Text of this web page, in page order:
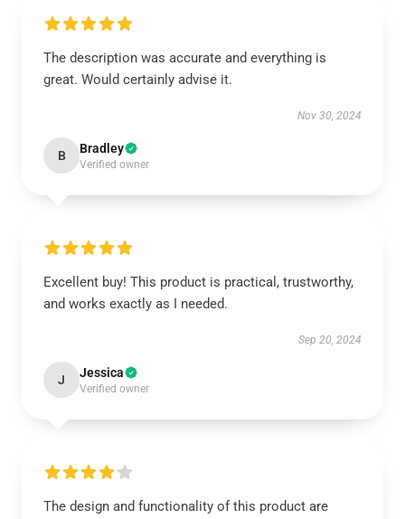
The description was accurate and everything is
great. Would certainly advise it.
Nov 30, 2024
B Bradley
Verified owner
Excellent buy! This product is practical, trustworthy,
and works exactly as I needed.
Sep 20, 2024
J Jessica
Verified owner
The design and functionality of this product are